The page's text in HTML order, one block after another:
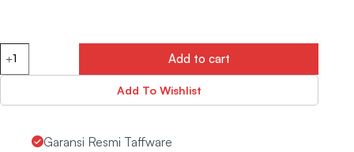
Add to cart
Add To Wishlist
Garansi Resmi Taffware